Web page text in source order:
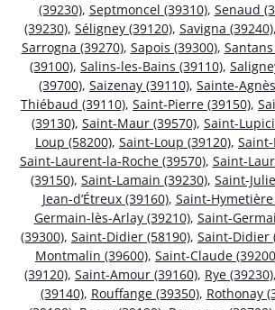
(39230), Septmoncel (39310), Senaud
(39230), Séligney (39120), Savigna (39240),
Sarrogna (39270), Sapois (39300),
(39100), Salins-les-Bains (39110),
(39700), Saizenay (39110), Sainte-
Thiébaud (39110), Saint-Pierre (39150),
(39130), Saint-Maur (39570), Saint-
Loup (58200), Saint-Loup (39120),
Saint-Laurent-la-Roche (39570), Saint-
(39150), Saint-Lamain (39230), Saint-
Jean-d’Étreux (39160), Saint-Hymetière
Germain-lès-Arlay (39210), Saint-
(39300), Saint-Didier (58190), Saint-Didier
Montmalin (39600), Saint-Claude
(39120), Saint-Amour (39160), Rye (39230),
(39140), Rouffange (39350), Rothonay